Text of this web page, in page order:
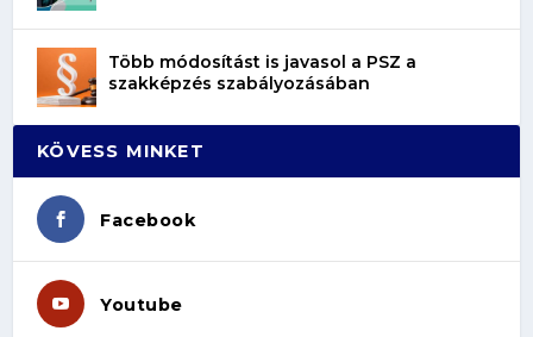
Több módosítást is javasol a PSZ a
szakképzés szabályozásában
KÖVESS MINKET
Facebook
Youtube